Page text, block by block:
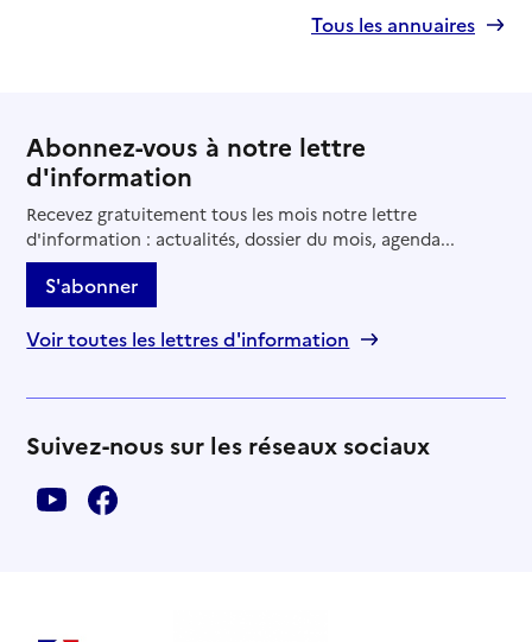
Tous les annuaires
Abonnez-vous à notre lettre
d'information
Recevez gratuitement tous les mois notre lettre
d'information : actualités, dossier du mois, agenda...
S'abonner
Voir toutes les lettres d'information
Suivez-nous sur les réseaux sociaux